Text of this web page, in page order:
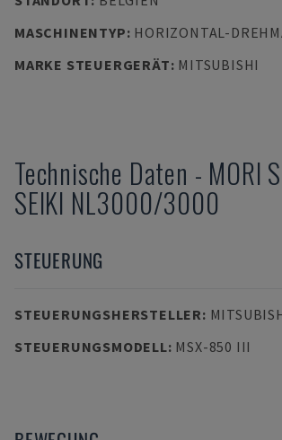
MASCHINENTYP: HORIZONTAL-
MARKE STEUERGERÄT: MITSUBISHI
Technische Daten - MORI
SEIKI NL3000/3000
STEUERUNG
STEUERUNGSHERSTELLER:
STEUERUNGSMODELL: MSX-850 III